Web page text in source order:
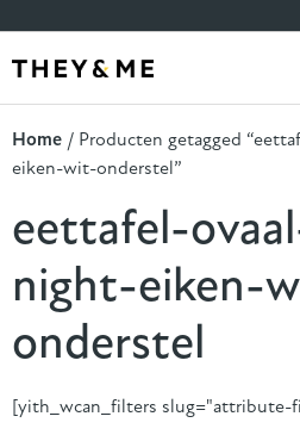
Home / Producten getagged
eiken-wit-onderstel”
eettafel-
night-eiken-
onderstel
[yith_wcan_filters slug="attribute-